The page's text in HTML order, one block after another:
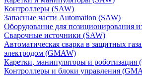
Контроллеры (SAW)
Запасные части Automation (SAW)
Оборудование для позиционирования
Сварочные источники (SAW)
Автоматическая сварка в защитных
электродом (GMAW)
Каретки, манипуляторы и роботизация
Контроллеры и блоки управления